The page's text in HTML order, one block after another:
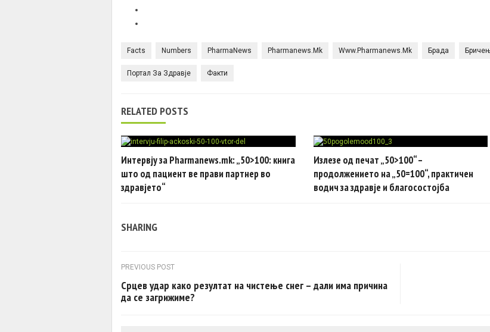
Facts Numbers PharmaNews Pharmanews.mk Www.pharmanews.mk Брада
Портал За Здравје Факти
RELATED POSTS
Интервју за Pharmanews.mk: „50>100: книга
што од пациент ве прави партнер во
здравјето“
Излезе од печат „50>100“ –
продолжението на „50=100“, практичен
водич за здравје и благосостојба
SHARING
Post navigation
PREVIOUS POST
Срцев удар како резултат на чистење снег – дали има причина
да се загрижиме?